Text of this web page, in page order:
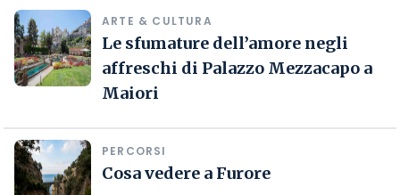
ARTE & CULTURA
Le sfumature dell’amore negli
affreschi di Palazzo Mezzacapo a
Maiori
PERCORSI
Cosa vedere a Furore